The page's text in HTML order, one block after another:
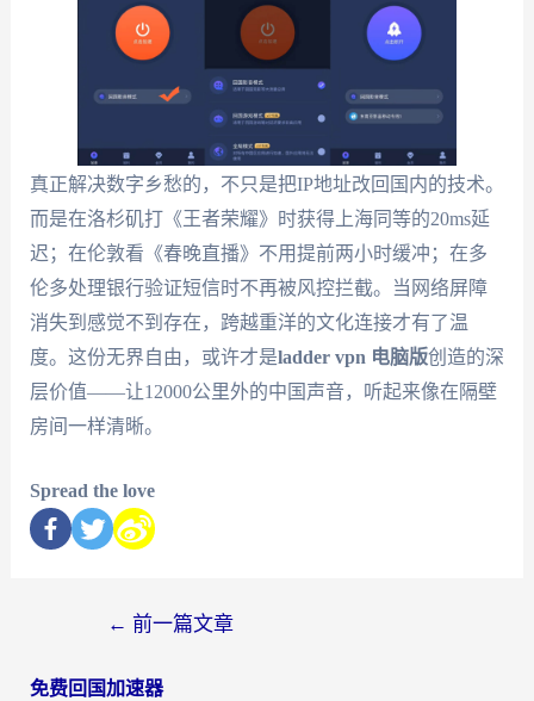
真正解决数字乡愁的，不只是把IP地址改回国内的技术。
而是在洛杉矶打《王者荣耀》时获得上海同等的20ms延
迟；在伦敦看《春晚直播》不用提前两小时缓冲；在多
伦多处理银行验证短信时不再被风控拦截。当网络屏障
消失到感觉不到存在，跨越重洋的文化连接才有了温
度。这份无界自由，或许才是ladder vpn 电脑版创造的深
层价值——让12000公里外的中国声音，听起来像在隔壁
房间一样清晰。
Spread the love
← 前一篇文章
免费回国加速器